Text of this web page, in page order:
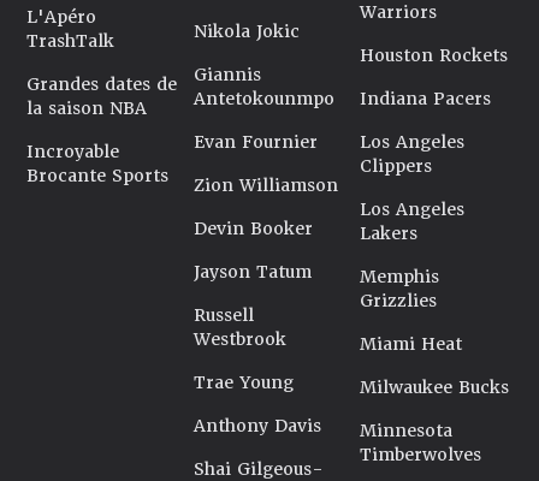
L'Apéro
TrashTalk
Grandes dates de
la saison NBA
Incroyable
Brocante Sports
Nikola Jokic
Giannis
Antetokounmpo
Evan Fournier
Zion Williamson
Devin Booker
Jayson Tatum
Russell
Westbrook
Trae Young
Anthony Davis
Shai Gilgeous-
Warriors
Houston Rockets
Indiana Pacers
Los Angeles
Clippers
Los Angeles
Lakers
Memphis
Grizzlies
Miami Heat
Milwaukee Bucks
Minnesota
Timberwolves